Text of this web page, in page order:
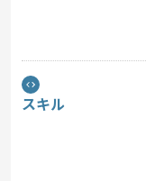
スキル